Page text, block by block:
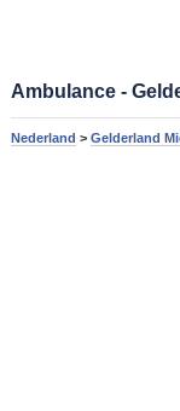
Ambulance -
Nederland > Gelderland